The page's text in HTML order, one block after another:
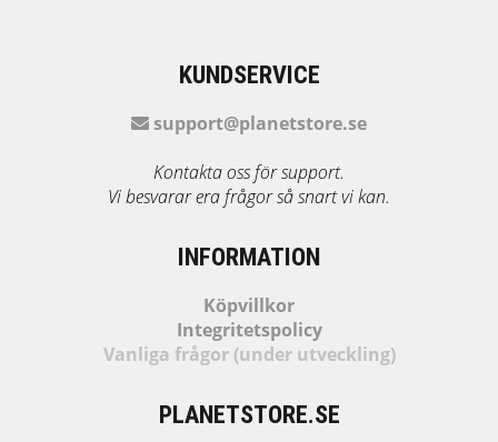
KUNDSERVICE
support@planetstore.se
Kontakta oss för support.
Vi besvarar era frågor så snart vi kan.
INFORMATION
Köpvillkor
Integritetspolicy
Vanliga frågor (under utveckling)
PLANETSTORE.SE